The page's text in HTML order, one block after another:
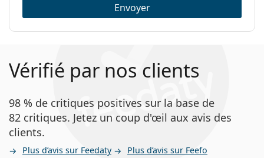
Envoyer
Vérifié par nos clients
98 % de critiques positives sur la base de
82 critiques. Jetez un coup d'œil aux avis des
clients.
Plus d’avis sur Feedaty Plus d’avis sur Feefo